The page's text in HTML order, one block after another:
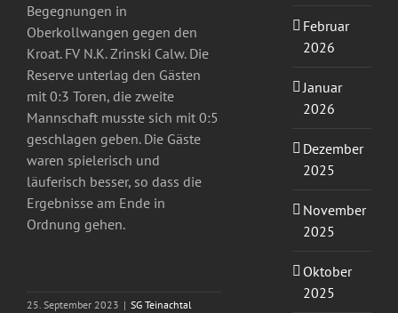
Begegnungen in
Oberkollwangen gegen den
Kroat. FV N.K. Zrinski Calw. Die
Reserve unterlag den Gästen
mit 0:3 Toren, die zweite
Mannschaft musste sich mit 0:5
geschlagen geben. Die Gäste
waren spielerisch und
läuferisch besser, so dass die
Ergebnisse am Ende in
Ordnung gehen.
25. September 2023 | SG Teinachtal
Februar
2026
Januar
2026
Dezember
2025
November
2025
Oktober
2025